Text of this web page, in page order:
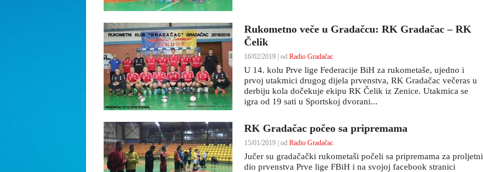
Rukometno veče u Gradačcu: RK Gradačac – RK
Čelik
16/02/2019 | od Radio Gradačac
U 14. kolu Prve lige Federacije BiH za rukometaše, ujedno i
prvoj utakmici drugog dijela prvenstva, RK Gradačac večeras u
derbiju kola dočekuje ekipu RK Čelik iz Zenice. Utakmica se
igra od 19 sati u Sportskoj dvorani...
RK Gradačac počeo sa pripremama
15/01/2019 | od Radio Gradačac
Jučer su gradačački rukometaši počeli sa pripremama za proljetni
dio prvenstva Prve lige FBiH i na svojoj facebook stranici